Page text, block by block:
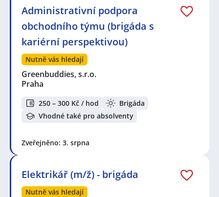
Administrativní podpora
obchodního týmu (brigáda s
kariérní perspektivou)
Nutně vás hledají
Greenbuddies, s.r.o.
Praha
250 – 300 Kč / hod
Brigáda
Vhodné také pro absolventy
Zveřejněno: 3. srpna
Elektrikář (m/ž) - brigáda
Nutně vás hledají